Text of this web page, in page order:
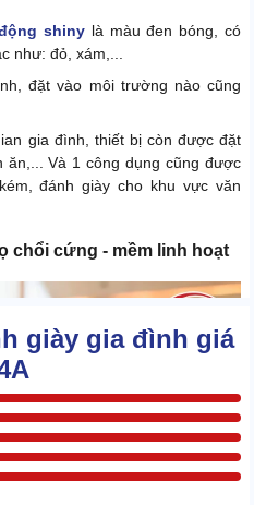
shinylà màu đen bóng, có
như: đỏ, xám,...
đặt vào môi trường nào cũng
gia đình, thiết bị còn được đặt
ăn,... Và 1 công dụng cũng được
đánh giày cho khu vực văn
chổi cứng - mềm linh hoạt
giày gia đình giá